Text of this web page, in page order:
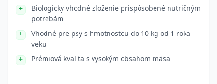
Biologicky vhodné zloženie prispôsobené nutričným
potrebám
Vhodné pre psy s hmotnosťou do 10 kg od 1 roka
veku
Prémiová kvalita s vysokým obsahom mäsa